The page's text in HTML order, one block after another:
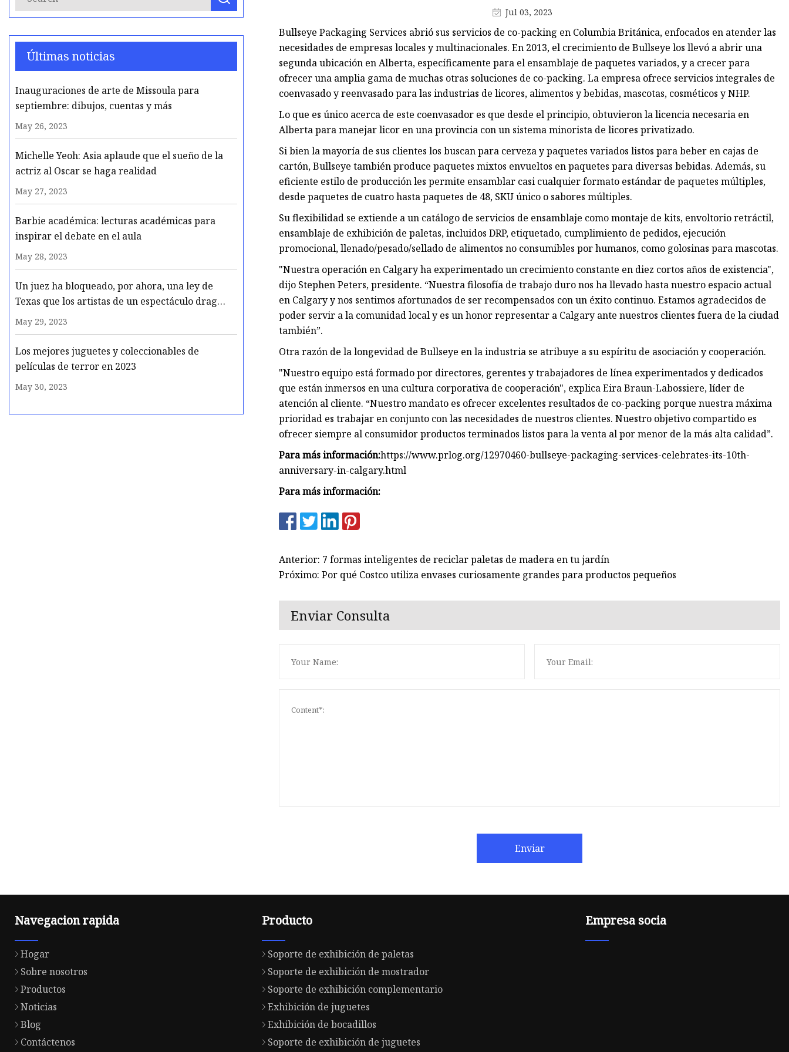
Contenedores de basura
Soporte de exhibición de gancho
Soporte de exhibición de piso
Caja de embalaje al por menor
Últimas noticias
Inauguraciones de arte de Missoula para
septiembre: dibujos, cuentas y más
May 26, 2023
Michelle Yeoh: Asia aplaude que el sueño de la
actriz al Oscar se haga realidad
May 27, 2023
Barbie académica: lecturas académicas para
inspirar el debate en el aula
May 28, 2023
Un juez ha bloqueado, por ahora, una ley de
Texas que los artistas de un espectáculo drag
temen que los cierre
May 29, 2023
Los mejores juguetes y coleccionables de
películas de terror en 2023
May 30, 2023
Jul 03, 2023
Bullseye Packaging Services abrió sus servicios de co-packing en Columbia Británica, enfocados en atender las
necesidades de empresas locales y multinacionales. En 2013, el crecimiento de Bullseye los llevó a abrir una
segunda ubicación en Alberta, específicamente para el ensamblaje de paquetes variados, y a crecer para
ofrecer una amplia gama de muchas otras soluciones de co-packing. La empresa ofrece servicios integrales de
coenvasado y reenvasado para las industrias de licores, alimentos y bebidas, mascotas, cosméticos y NHP.
Lo que es único acerca de este coenvasador es que desde el principio, obtuvieron la licencia necesaria en
Alberta para manejar licor en una provincia con un sistema minorista de licores privatizado.
Si bien la mayoría de sus clientes los buscan para cerveza y paquetes variados listos para beber en cajas de
cartón, Bullseye también produce paquetes mixtos envueltos en paquetes para diversas bebidas. Además, su
eficiente estilo de producción les permite ensamblar casi cualquier formato estándar de paquetes múltiples,
desde paquetes de cuatro hasta paquetes de 48, SKU único o sabores múltiples.
Su flexibilidad se extiende a un catálogo de servicios de ensamblaje como montaje de kits, envoltorio retráctil,
ensamblaje de exhibición de paletas, incluidos DRP, etiquetado, cumplimiento de pedidos, ejecución
promocional, llenado/pesado/sellado de alimentos no consumibles por humanos, como golosinas para mascotas.
"Nuestra operación en Calgary ha experimentado un crecimiento constante en diez cortos años de existencia",
dijo Stephen Peters, presidente. “Nuestra filosofía de trabajo duro nos ha llevado hasta nuestro espacio actual
en Calgary y nos sentimos afortunados de ser recompensados ​​con un éxito continuo. Estamos agradecidos de
poder servir a la comunidad local y es un honor representar a Calgary ante nuestros clientes fuera de la ciudad
también”.
Otra razón de la longevidad de Bullseye en la industria se atribuye a su espíritu de asociación y cooperación.
"Nuestro equipo está formado por directores, gerentes y trabajadores de línea experimentados y dedicados
que están inmersos en una cultura corporativa de cooperación", explica Eira Braun-Labossiere, líder de
atención al cliente. “Nuestro mandato es ofrecer excelentes resultados de co-packing porque nuestra máxima
prioridad es trabajar en conjunto con las necesidades de nuestros clientes. Nuestro objetivo compartido es
ofrecer siempre al consumidor productos terminados listos para la venta al por menor de la más alta calidad”.
Para más información:https://www.prlog.org/12970460-bullseye-packaging-services-celebrates-its-10th-
anniversary-in-calgary.html
Para más información:
Anterior: 7 formas inteligentes de reciclar paletas de madera en tu jardín
Próximo: Por qué Costco utiliza envases curiosamente grandes para productos pequeños
Enviar Consulta
Enviar
Navegacion rapida
Hogar
Sobre nosotros
Productos
Noticias
Blog
Contáctenos
Producto
Soporte de exhibición de paletas
Soporte de exhibición de mostrador
Soporte de exhibición complementario
Exhibición de juguetes
Exhibición de bocadillos
Soporte de exhibición de juguetes
Empresa socia